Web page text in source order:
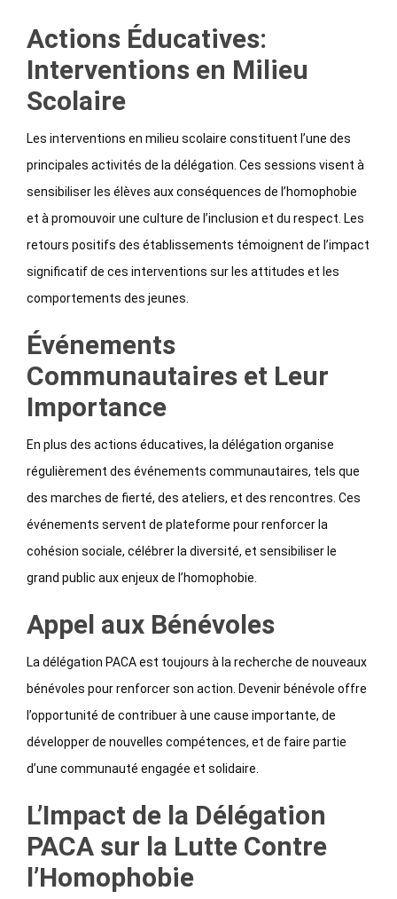
Actions Éducatives:
Interventions en Milieu
Scolaire
Les interventions en milieu scolaire constituent l’une des
principales activités de la délégation. Ces sessions visent à
sensibiliser les élèves aux conséquences de l’homophobie
et à promouvoir une culture de l’inclusion et du respect. Les
retours positifs des établissements témoignent de l’impact
significatif de ces interventions sur les attitudes et les
comportements des jeunes.
Événements
Communautaires et Leur
Importance
En plus des actions éducatives, la délégation organise
régulièrement des événements communautaires, tels que
des marches de fierté, des ateliers, et des rencontres. Ces
événements servent de plateforme pour renforcer la
cohésion sociale, célébrer la diversité, et sensibiliser le
grand public aux enjeux de l’homophobie.
Appel aux Bénévoles
La délégation PACA est toujours à la recherche de nouveaux
bénévoles pour renforcer son action. Devenir bénévole offre
l’opportunité de contribuer à une cause importante, de
développer de nouvelles compétences, et de faire partie
d’une communauté engagée et solidaire.
L’Impact de la Délégation
PACA sur la Lutte Contre
l’Homophobie